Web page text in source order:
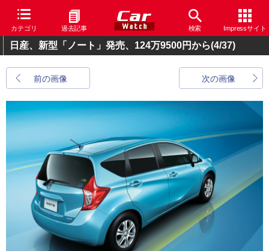
カテゴリ 過去記事 検索 Impressサイト
日産、新型「ノート」発売、124万9500円から(4/37)
前の画像 次の画像